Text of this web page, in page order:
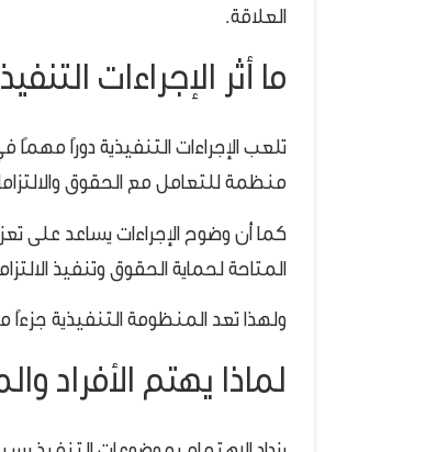
العلاقة.
ما أثر الإجراءات
تلعب الإجراءات التنفيذية دورًا مهمًا
منظمة للتعامل مع الحقوق
كما أن وضوح الإجراءات يساعد على
المتاحة لحماية الحقوق وتنفيذ
ولهذا تعد المنظومة التنفيذية جزءًا
لماذا يهتم الأفراد